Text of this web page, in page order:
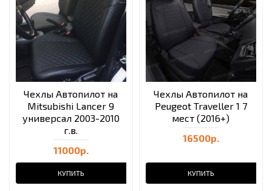
Чехлы Автопилот на
Mitsubishi Lancer 9
универсал 2003-2010
г.в.
11000р.
КУПИТЬ
Чехлы Автопилот на
Peugeot Traveller 1 7
мест (2016+)
16500р.
КУПИТЬ